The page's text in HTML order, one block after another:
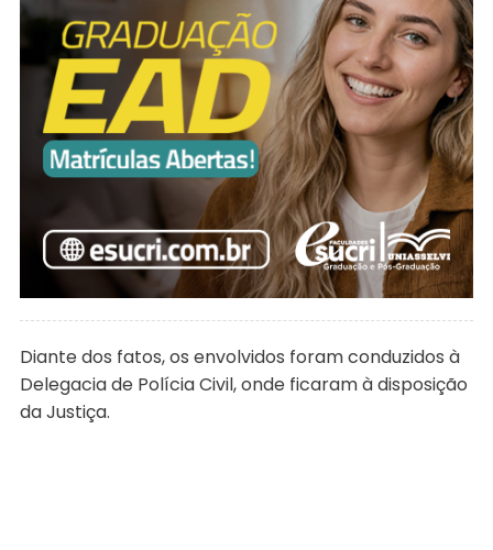
Diante dos fatos, os envolvidos foram conduzidos à
Delegacia de Polícia Civil, onde ficaram à disposição
da Justiça.